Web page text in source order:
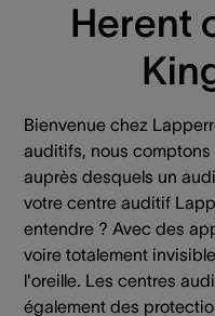
Herent
Bienvenue chez
auditifs, nous
auprès desquels un
votre centre auditif
entendre ? Avec des
voire totalement
l'oreille. Les centres
également des